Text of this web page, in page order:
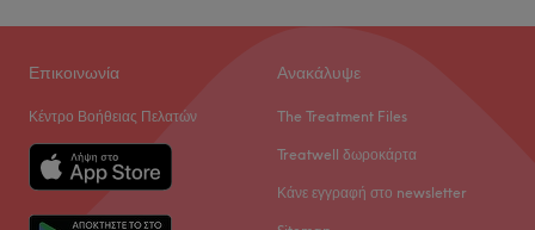
Επικοινωνία
Κέντρο Βοήθειας Πελατών
Ανακάλυψε
The Treatment Files
Treatwell δωροκάρτα
Κάνε εγγραφή στο newsletter